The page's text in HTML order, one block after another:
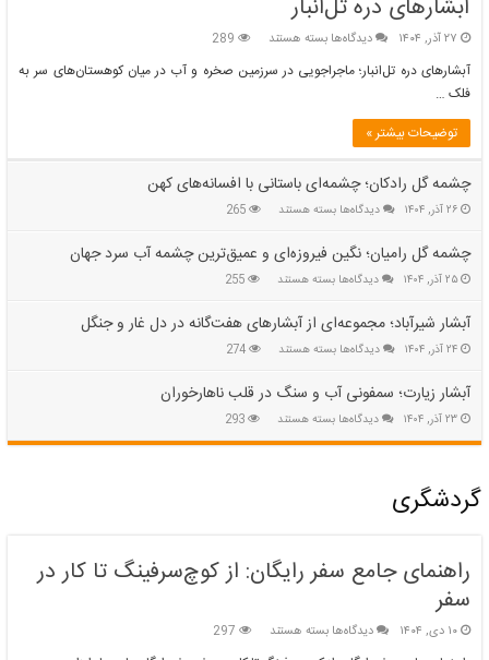
آبشارهای دره تل‌انبار
۲۷ آذر, ۱۴۰۴ دیدگاه‌هابرای
دره
بسته هستند 289
آبشارهای دره تل‌انبار؛ ماجراجویی در سرزمین صخره و آب در میان کوهستان‌های سر به
فلک …
توضیحات بیشتر »
چشمه گل رادکان؛ چشمه‌ای باستانی با افسانه‌های کهن
۲۶ آذر, ۱۴۰۴ دیدگاه‌هابرای
رادکان؛
چشمه‌ای
با
افسانه‌های
کهن
بسته هستند 265
چشمه گل رامیان؛ نگین فیروزه‌ای و عمیق‌ترین چشمه آب سرد جهان
۲۵ آذر, ۱۴۰۴ دیدگاه‌هابرای
گل
رامیان؛
نگین
و
چشمه
آب
بسته هستند 255
آبشار شیرآباد؛ مجموعه‌ای از آبشارهای هفت‌گانه در دل غار و جنگل
۲۴ آذر, ۱۴۰۴ دیدگاه‌هابرای
شیرآباد؛
مجموعه‌ای
از
آبشارهای
بسته هستند 274
آبشار زیارت؛ سمفونی آب و سنگ در قلب ناهارخوران
۲۳ آذر, ۱۴۰۴ دیدگاه‌هابرای
آبشار
قلب
ناهارخوران
بسته هستند 293
گردشگری
راهنمای جامع سفر رایگان: از کوچ‌سرفینگ تا کار در
سفر
۱۰ دی, ۱۴۰۴ دیدگاه‌هابرای
بسته هستند 297